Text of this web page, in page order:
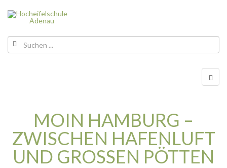
MOIN HAMBURG –
ZWISCHEN HAFENLUFT
UND GROSSEN PÖTTEN